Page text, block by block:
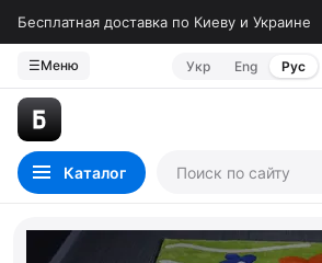
Бесплатная доставка по Киеву и Украине
☰Меню Укр Eng Рус
Каталог